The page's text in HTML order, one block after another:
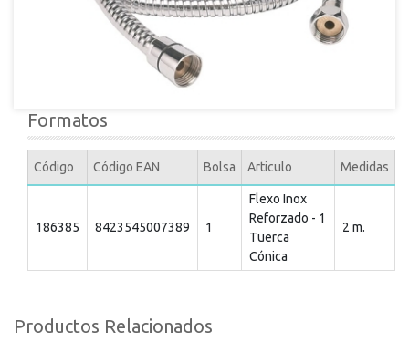
Formatos
Código Código EAN Bolsa Articulo Medidas
186385 8423545007389 1
Flexo Inox
Reforzado - 1
Tuerca
Cónica
2 m.
Productos Relacionados